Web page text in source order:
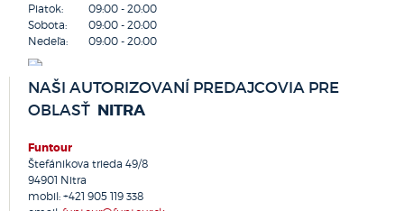
Komjatice
Košice
Krupina
Kurima
Lednické Rovne
Lehota pri Nitre
Levice
Piatok:
09:00 - 20:00
Sobota:
09:00 - 20:00
Nedeľa:
09:00 - 20:00
NAŠI AUTORIZOVANÍ PREDAJCOVIA PRE
OBLASŤ NITRA
Funtour
Štefánikova trieda 49/8
94901 Nitra
mobil: +421 905 119 338